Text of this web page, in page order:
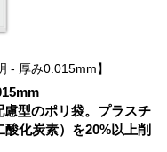
- 厚み0.015mm
型のポリ袋。プラスチ
化炭素）を20%以上削